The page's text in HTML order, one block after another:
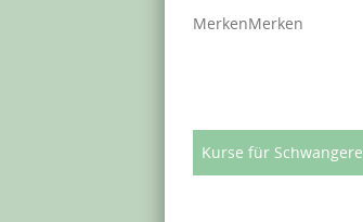
MerkenMerken
Kurse für Schwangere